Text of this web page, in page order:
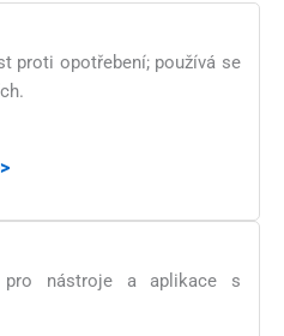
proti opotřebení; používá se
nástroje a aplikace s